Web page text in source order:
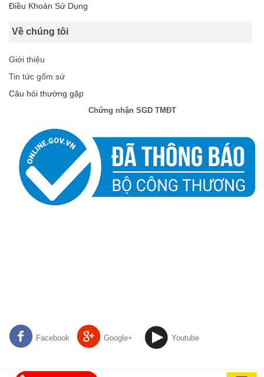
Điều Khoản Sử Dụng
Về chúng tôi
Giới thiệu
Tin tức gốm sứ
Câu hỏi thường gặp
Chứng nhận SGD TMĐT
Facebook Google+ Youtube